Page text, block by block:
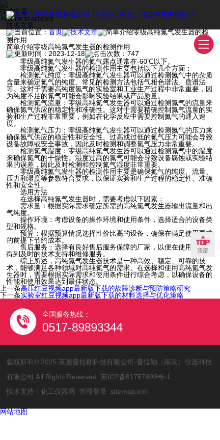
技术文章
Technical articles
技术文章
当前位置：首页 技术文章
简单介绍零级高纯氮气发生器的检
测作用
简单介绍零级高纯氮气发生器的检测作用
更新时间：2023-12-18
点击次数：747
零级高纯氮气发生器的氮气露点通常在-60℃以下。
零级高纯氮气发生器的检测作用主要包括以下几个方面：
检测氮气纯度：零级高纯氮气发生器可以通过检测氮气中的杂质
含量来确定氮气的纯度。常见的检测方法包括气相色谱法、质谱法
等。这对于需要高纯度氮气的实验室和工业生产过程中非常重要，因
为纯度不足的氮气可能会影响实验结果或产品质量。
检测氮气流量：零级高纯氮气发生器可以通过检测氮气的流量来
确保氮气供应的稳定性和准确性。这对于需要精确控制氮气流量的实
验和生产过程非常重要，例如在化学反应中需要控制氮气的通入速
度。
检测氮气压力：零级高纯氮气发生器可以通过检测氮气的压力来
确保氮气供应的稳定性和安全性。过高或过低的氮气压力可能会导致
设备故障或安全事故，因此及时检测和调整氮气压力非常重要。
检测氮气湿度：零级高纯氮气发生器可以通过检测氮气中的湿度
来确保氮气的干燥性。湿度过高的氮气可能会导致设备腐蚀或实验结
果的误差，因此及时检测和控制氮气湿度非常重要。
零级高纯氮气发生器的检测作用主要是确保氮气的纯度、流量、
压力和湿度等参数符合要求，以保证实验和生产过程的稳定性、准确
性和安全性。
选用方法
在选择高纯氮气发生器时，需要考虑以下因素：
需求量：根据实际需求确定所需的高纯氮气发生器输出流量和出
气纯度。
操作环境：考虑设备的操作环境和使用条件，选择适合的设备类
型和规格。
预算：根据预算情况选择性价比高的设备，确保在满足使用要求
的前提下节约成本。
售后服务：选择有良好售后服务保障的厂家，以便在使用过程中
得到及时的技术支持和维修服务。
综上所述，高纯氮气发生器技术是一种高效、稳定、可靠的技
术，能够满足各种领域对高纯氮气的需求。在选择和使用高纯氮气发
生器时，需要根据实际需求和使用条件进行综合考虑，以确保设备的
性能和使用效果达到最佳状态。
上一条高压红豆视频app最新版下载的故障诊断与预防策略研究
下一条实验室红豆视频app最新版下载的材料选择与优化策略
全国服务热线：
0517-89893344
版权所有© 2025 英国普拉勒科技有限公司-普拉勒（南京）仪器科技
有限公司 All Rights Reserved苏ICP备81757899号-1
技术支持：化工仪器网 管理登录 sitemap.xml
顶部
网站地图